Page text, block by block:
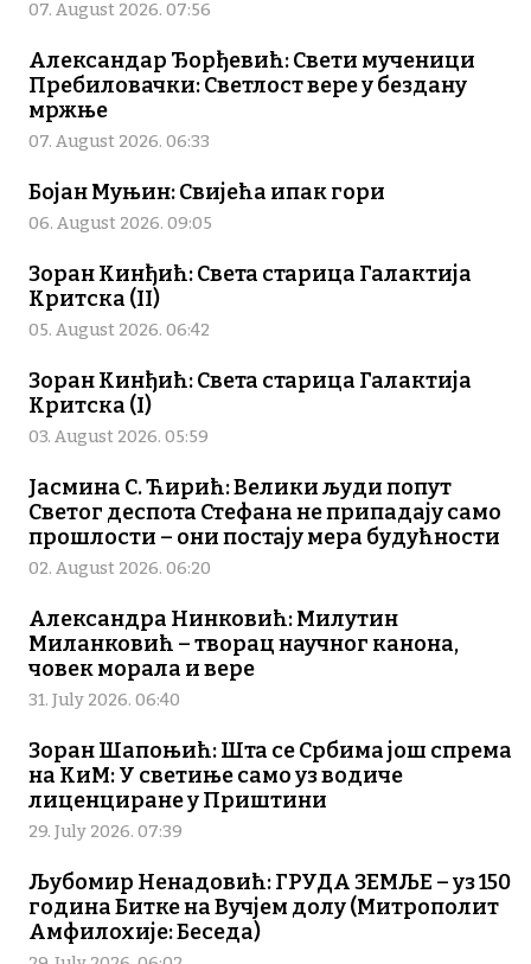
07. August 2026. 07:56
Александар Ђорђевић: Свети мученици
Пребиловачки: Светлост вере у бездану
мржње
07. August 2026. 06:33
Бојан Муњин: Свијећа ипак гори
06. August 2026. 09:05
Зоран Кинђић: Света старица Галактија
Критска (II)
05. August 2026. 06:42
Зоран Кинђић: Света старица Галактија
Критска (I)
03. August 2026. 05:59
Јасмина С. Ћирић: Велики људи попут
Светог деспота Стефана не припадају само
прошлости – они постају мера будућности
02. August 2026. 06:20
Александра Нинковић: Милутин
Миланковић – творац научног канона,
човек морала и вере
31. July 2026. 06:40
Зоран Шапоњић: Шта се Србима још спрема
на КиМ: У светиње само уз водиче
лиценциране у Приштини
29. July 2026. 07:39
Љубомир Ненадовић: ГРУДА ЗЕМЉЕ – уз 150
година Битке на Вучјем долу (Митрополит
Амфилохије: Беседа)